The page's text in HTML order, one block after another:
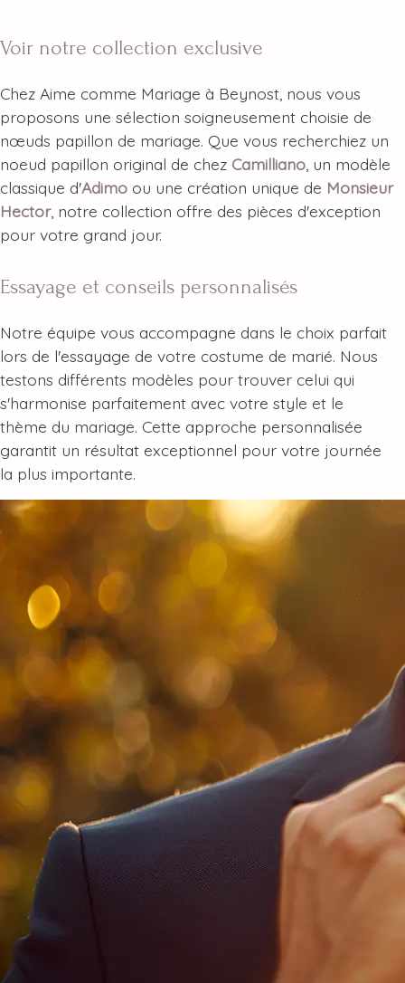
Voir notre collection exclusive
Chez Aime comme Mariage à Beynost, nous vous
proposons une sélection soigneusement choisie de
nœuds papillon de mariage. Que vous recherchiez un
noeud papillon original de chez Camilliano , un modèle
classique d'Adimo ou une création unique de Monsieur
Hector, notre collection offre des pièces d'exception
pour votre grand jour.
Essayage et conseils personnalisés
Notre équipe vous accompagne dans le choix parfait
lors de l'essayage de votre costume de marié. Nous
testons différents modèles pour trouver celui qui
s'harmonise parfaitement avec votre style et le
thème du mariage. Cette approche personnalisée
garantit un résultat exceptionnel pour votre journée
la plus importante.